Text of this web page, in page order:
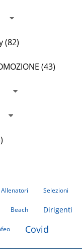
(82)
(43)
Allenatori Selezioni
Beach Dirigenti
Covid